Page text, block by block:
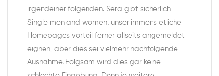
irgendeiner folgenden. Sera gibt sicherlich
Single men and women, unser immens etliche
Homepages vorteil ferner allseits angemeldet
eignen, aber dies sei vielmehr nachfolgende
Ausnahme. Folgsam wird dies gar keine